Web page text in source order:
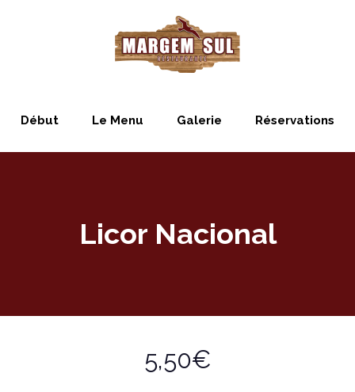
Début Le Menu Galerie Réservations
Licor Nacional
5,50€